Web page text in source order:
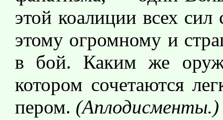
этой коалиции всех сил
этому огромному и
в бой. Каким же
котором сочетаются
пером. (Аплодисменты.)